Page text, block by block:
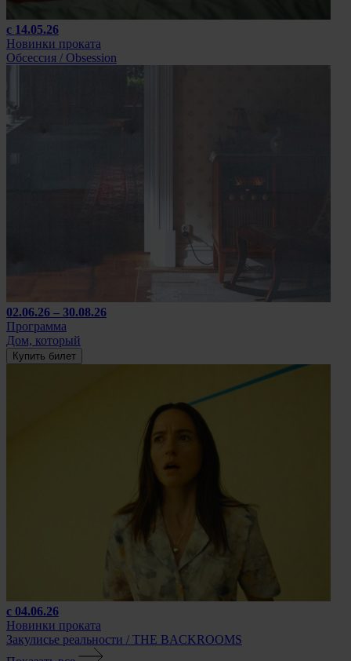
с 14.05.26
Новинки проката
Обсессия / Obsession
02.06.26 – 30.08.26
Программа
Дом, который
Купить билет
с 04.06.26
Новинки проката
Закулисье реальности / THE BACKROOMS